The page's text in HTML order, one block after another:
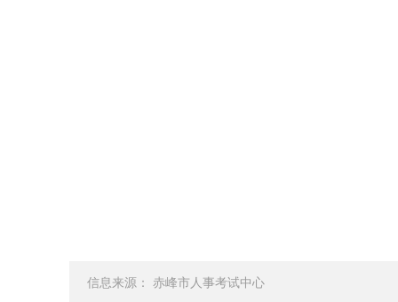
信息来源： 赤峰市人事考试中心